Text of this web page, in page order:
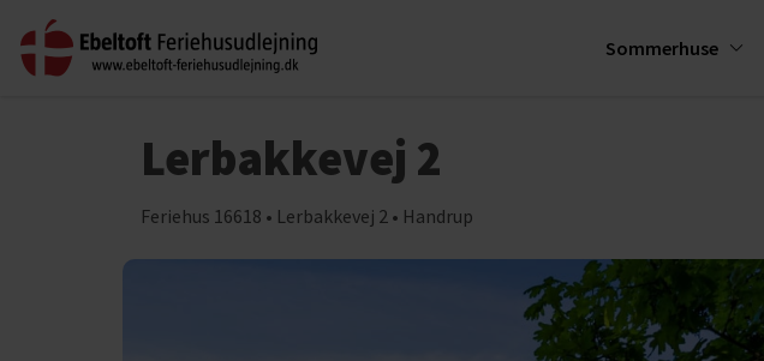
Sommerhuse
Lerbakkevej 2
Feriehus 16618 • Lerbakkevej 2 • Handrup